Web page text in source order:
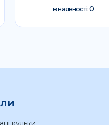
в наявності:0